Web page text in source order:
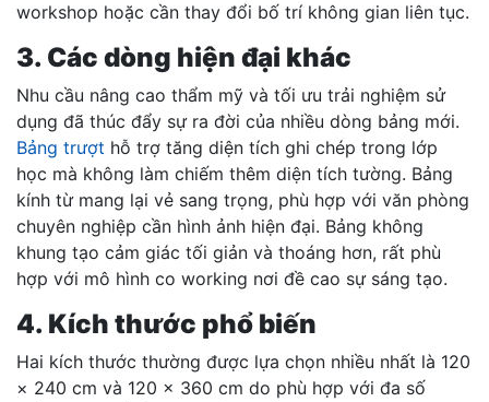
workshop hoặc cần thay đổi bố trí không gian liên tục.
3. Các dòng hiện đại khác
Nhu cầu nâng cao thẩm mỹ và tối ưu trải nghiệm sử
dụng đã thúc đẩy sự ra đời của nhiều dòng bảng mới.
Bảng trượt hỗ trợ tăng diện tích ghi chép trong lớp
học mà không làm chiếm thêm diện tích tường. Bảng
kính từ mang lại vẻ sang trọng, phù hợp với văn phòng
chuyên nghiệp cần hình ảnh hiện đại. Bảng không
khung tạo cảm giác tối giản và thoáng hơn, rất phù
hợp với mô hình co working nơi đề cao sự sáng tạo.
4. Kích thước phổ biến
Hai kích thước thường được lựa chọn nhiều nhất là 120
× 240 cm và 120 × 360 cm do phù hợp với đa số